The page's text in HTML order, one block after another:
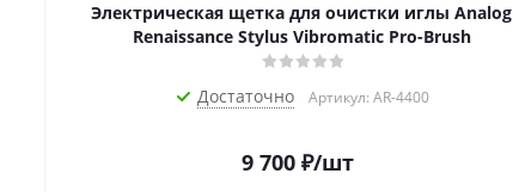
Электрическая щетка для очистки иглы Analog
Renaissance Stylus Vibromatic Pro-Brush
Достаточно Артикул: AR-4400
9 700₽/шт